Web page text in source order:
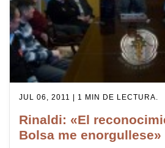
JUL 06, 2011 | 1 MIN DE LECTURA.
Rinaldi: «El
Bolsa me enorgullese»